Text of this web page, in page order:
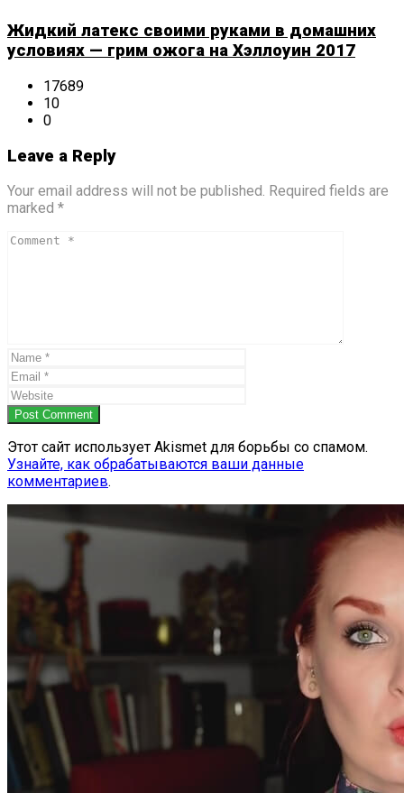
Жидкий латекс своими руками в домашних
условиях — грим ожога на Хэллоуин 2017
17689
10
0
Leave a Reply
Your email address will not be published. Required fields are
marked *
Post Comment
Этот сайт использует Akismet для борьбы со спамом.
Узнайте, как обрабатываются ваши данные
комментариев.